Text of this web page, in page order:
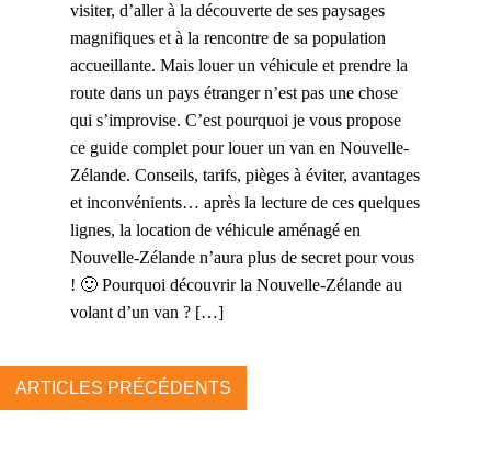
visiter, d’aller à la découverte de ses paysages
magnifiques et à la rencontre de sa population
accueillante. Mais louer un véhicule et prendre la
route dans un pays étranger n’est pas une chose
qui s’improvise. C’est pourquoi je vous propose
ce guide complet pour louer un van en Nouvelle-
Zélande. Conseils, tarifs, pièges à éviter, avantages
et inconvénients… après la lecture de ces quelques
lignes, la location de véhicule aménagé en
Nouvelle-Zélande n’aura plus de secret pour vous
! 🙂 Pourquoi découvrir la Nouvelle-Zélande au
volant d’un van ? […]
ARTICLES PRÉCÉDENTS